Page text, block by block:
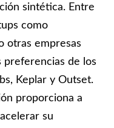
sintética. Entre
como
otras empresas
preferencias de los
Keplar y Outset.
proporciona a
su